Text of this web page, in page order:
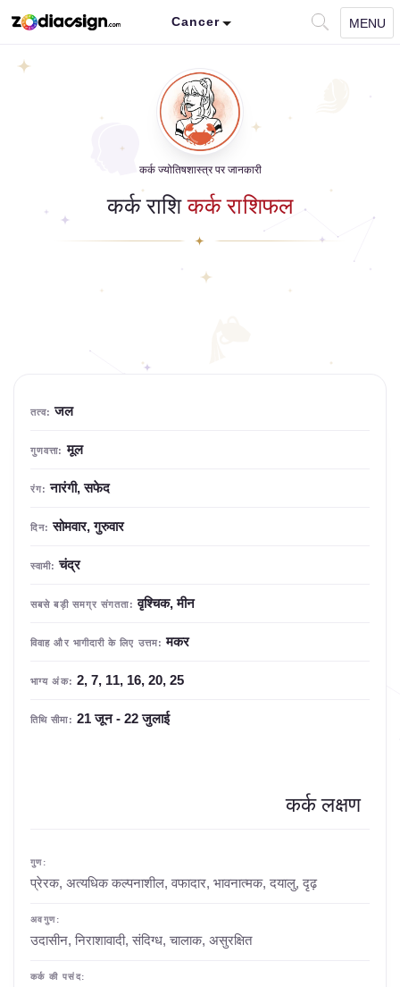
Cancer MENU
कर्क ज्योतिषशास्त्र पर जानकारी
कर्क राशिकर्क राशिफल
तत्व: जल
गुणवत्ता: मूल
रंग: नारंगी, सफेद
दिन: सोमवार, गुरुवार
स्वामी: चंद्र
सबसे बड़ी समग्र संगतता: वृश्चिक, मीन
विवाह और भागीदारी के लिए उत्तम: मकर
भाग्य अंक: 2, 7, 11, 16, 20, 25
तिथि सीमा: 21 जून - 22 जुलाई
कर्क लक्षण
गुण:
प्रेरक, अत्यधिक कल्पनाशील, वफादार, भावनात्मक, दयालु, दृढ़
अवगुण:
उदासीन, निराशावादी, संदिग्ध, चालाक, असुरक्षित
कर्क की पसंद: